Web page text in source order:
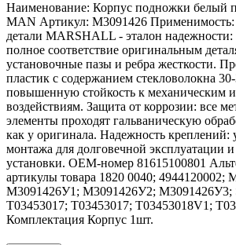
Наименование: Корпус подножки белый
MAN Артикул: M3091426
детали MARSHALL - эталон надежности:
полное соответствие оригинальным
установочные пазы и ребра жесткости.
пластик с содержанием стекловолокна
повышенную стойкость к механическим
воздействиям. Защита от коррозии: все
элементы проходят гальваническую
как у оригинала. Надежность креплений:
монтажа для долговечной эксплуатации и
установки. OEM-номер 81615100801
артикулы товара 1820 0040; 4944120002;
M3091426У1; M3091426У2; M3091426У3;
T03453017; T03453017; T03453018V1;
Комплектация Корпус 1шт.